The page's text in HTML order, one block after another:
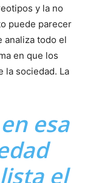
y la no
puede parecer
analiza todo el
en que los
la sociedad. La
esa
el